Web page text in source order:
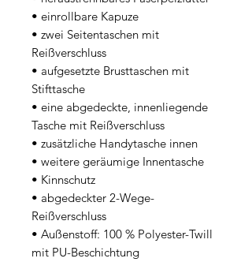
• einrollbare Kapuze
• zwei Seitentaschen mit
Reißverschluss
• aufgesetzte Brusttaschen mit
Stifttasche
• eine abgedeckte, innenliegende
Tasche mit Reißverschluss
• zusätzliche Handytasche innen
• weitere geräumige Innentasche
• Kinnschutz
• abgedeckter 2-Wege-
Reißverschluss
• Außenstoff: 100 % Polyester-Twill
mit PU-Beschichtung